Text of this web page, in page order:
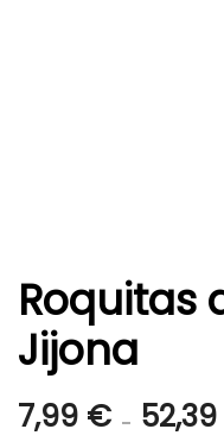
Roquitas
Jijona
7,99 € - 52,39